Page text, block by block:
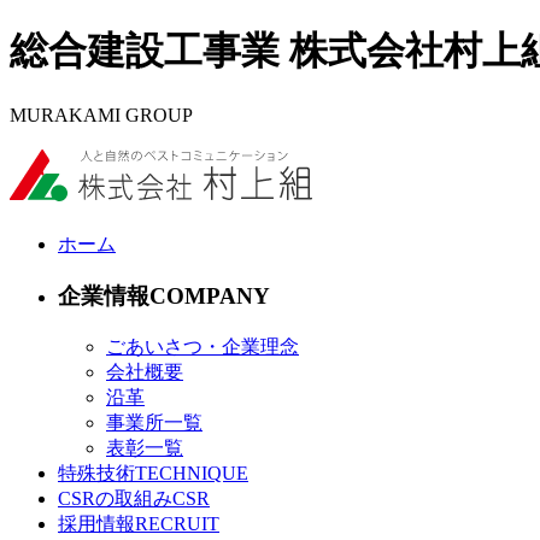
総合建設工事業 株式会社村上
MURAKAMI GROUP
ホーム
企業情報
ごあいさつ・企業理念
会社概要
沿革
事業所一覧
表彰一覧
特殊技術
CSRの取組み
採用情報